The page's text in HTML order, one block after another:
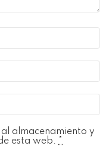
almacenamiento y
esta web. *